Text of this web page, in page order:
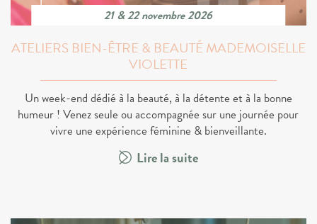
21 & 22 novembre 2026
ATELIERS BIEN-ÊTRE & BEAUTÉ MADEMOISELLE
VIOLETTE
Un week-end dédié à la beauté, à la détente et à la bonne
humeur ! Venez seule ou accompagnée sur une journée pour
vivre une expérience féminine & bienveillante.
Lire la suite